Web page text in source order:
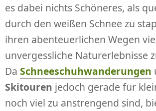
es dabei nichts Schöneres, als
durch den weißen Schnee zu
ihren abenteuerlichen Wegen
unvergessliche Naturerlebnisse
Da Schneeschuhwanderungen
Skitouren jedoch gerade für
noch viel zu anstrengend sind,